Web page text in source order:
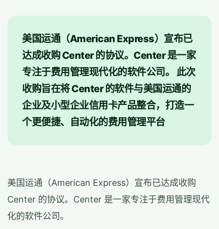
美国运通（American Express）宣布已
达成收购 Center 的协议。Center 是一家
专注于费用管理现代化的软件公司。 此次
收购旨在将 Center 的软件与美国运通的
企业及小型企业信用卡产品整合，打造一
个更便捷、自动化的费用管理平台
美国运通（American Express）宣布已达成收购
Center 的协议。Center 是一家专注于费用管理现代
化的软件公司。